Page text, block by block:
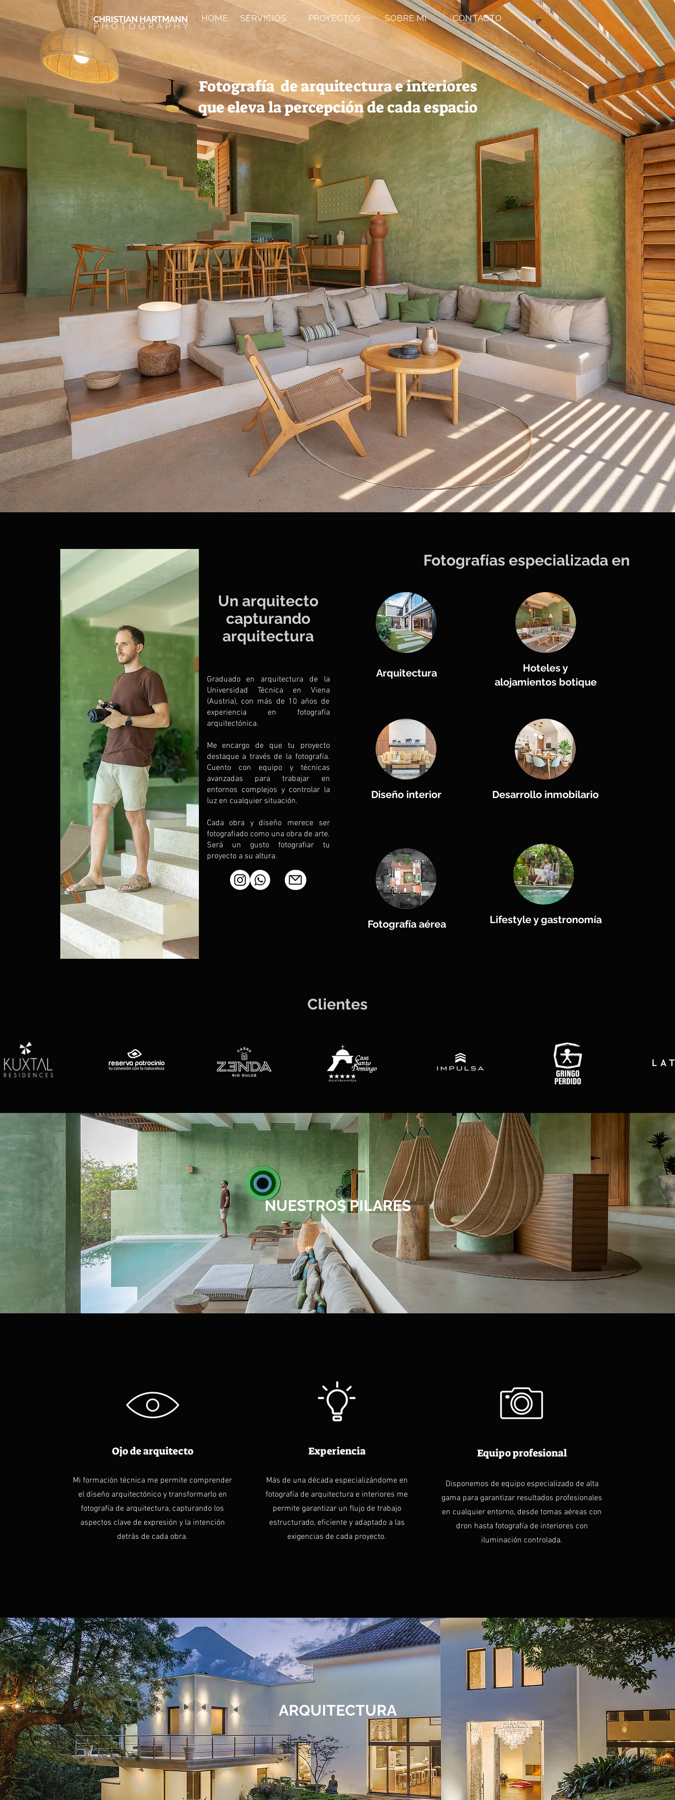
SERVICIOS
HOME PROYECTOS SOBRE MI CONTACTO
Fotografía de arquitectura e interiores
que eleva la percepción de cada espacio
Un arquitecto
capturando
arquitectura
Graduado en arquitectura de la
Universidad Técnica en Viena
(Austria), con más de 10 años de
experiencia en fotografía
arquitectónica.
Me encargo de que tu proyecto
destaque a través de la fotografía.
Cuento con equipo y técnicas
avanzadas para trabajar en
entornos complejos y controlar la
luz en cualquier situación.
Cada obra y diseño merece ser
fotografiado como una obra de arte.
Será un gusto fotografiar tu
proyecto a su altura.
Arquitectura
Diseño interior
Fotografía aérea
Hoteles y
alojamientos botique
Desarrollo inmobilario
Lifestyle y gastronomía
Fotografías especializada en
Clientes
NUESTROS PILARES
Ojo de arquitecto
Mi formación técnica me permite comprender
el diseño arquitectónico y transformarlo en
fotografía de arquitectura, capturando los
aspectos clave de expresión y la intención
detrás de cada obra.
Experiencia
Más de una década especializándome en
fotografía de arquitectura e interiores me
permite garantizar un flujo de trabajo
estructurado, eficiente y adaptado a las
exigencias de cada proyecto.
Equipo profesional
Disponemos de equipo especializado de alta
gama para garantizar resultados profesionales
en cualquier entorno, desde tomas aéreas con
dron hasta fotografía de interiores con
iluminación controlada.
ARQUITECTURA